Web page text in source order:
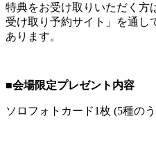
特典をお受け取りいただく方
受け取り予約サイト」を通し
あります。
■会場限定プレゼント内容
ソロフォトカード1枚 (5種の